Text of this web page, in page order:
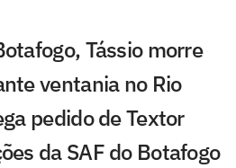
Tássio morre
ventania no Rio
pedido de Textor
da SAF do Botafogo